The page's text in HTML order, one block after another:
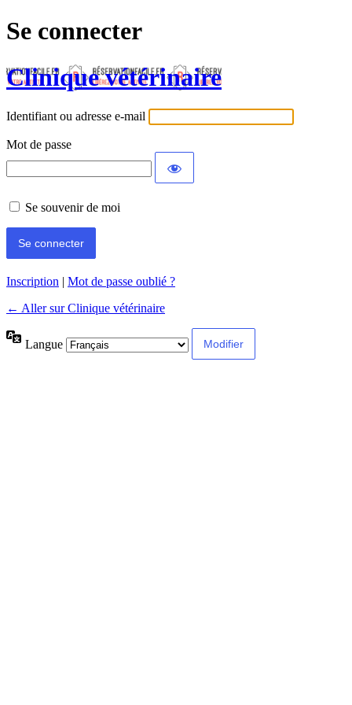
Se connecter
Clinique vétérinaire
Identifiant ou adresse e-mail
Mot de passe
Se souvenir de moi
Inscription | Mot de passe oublié ?
← Aller sur Clinique vétérinaire
Langue